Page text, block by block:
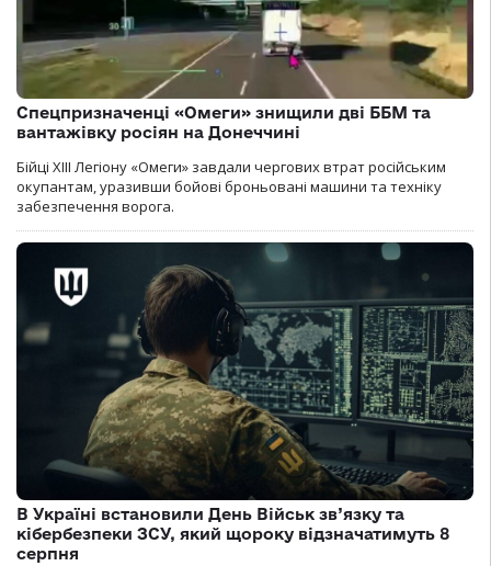
Спецпризначенці «Омеги» знищили дві ББМ та
вантажівку росіян на Донеччині
Бійці ХІІІ Легіону «Омеги» завдали чергових втрат російським
окупантам, уразивши бойові броньовані машини та техніку
забезпечення ворога.
В Україні встановили День Військ зв’язку та
кібербезпеки ЗСУ, який щороку відзначатимуть 8
серпня